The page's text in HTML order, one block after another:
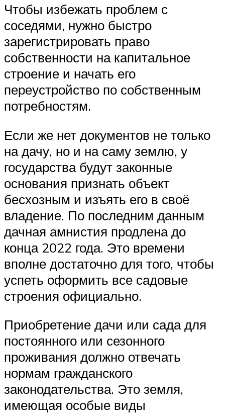
Чтобы избежать проблем с
соседями, нужно быстро
зарегистрировать право
собственности на капитальное
строение и начать его
переустройство по собственным
потребностям.
Если же нет документов не только
на дачу, но и на саму землю, у
государства будут законные
основания признать объект
бесхозным и изъять его в своё
владение. По последним данным
дачная амнистия продлена до
конца 2022 года. Это времени
вполне достаточно для того, чтобы
успеть оформить все садовые
строения официально.
Приобретение дачи или сада для
постоянного или сезонного
проживания должно отвечать
нормам гражданского
законодательства. Это земля,
имеющая особые виды